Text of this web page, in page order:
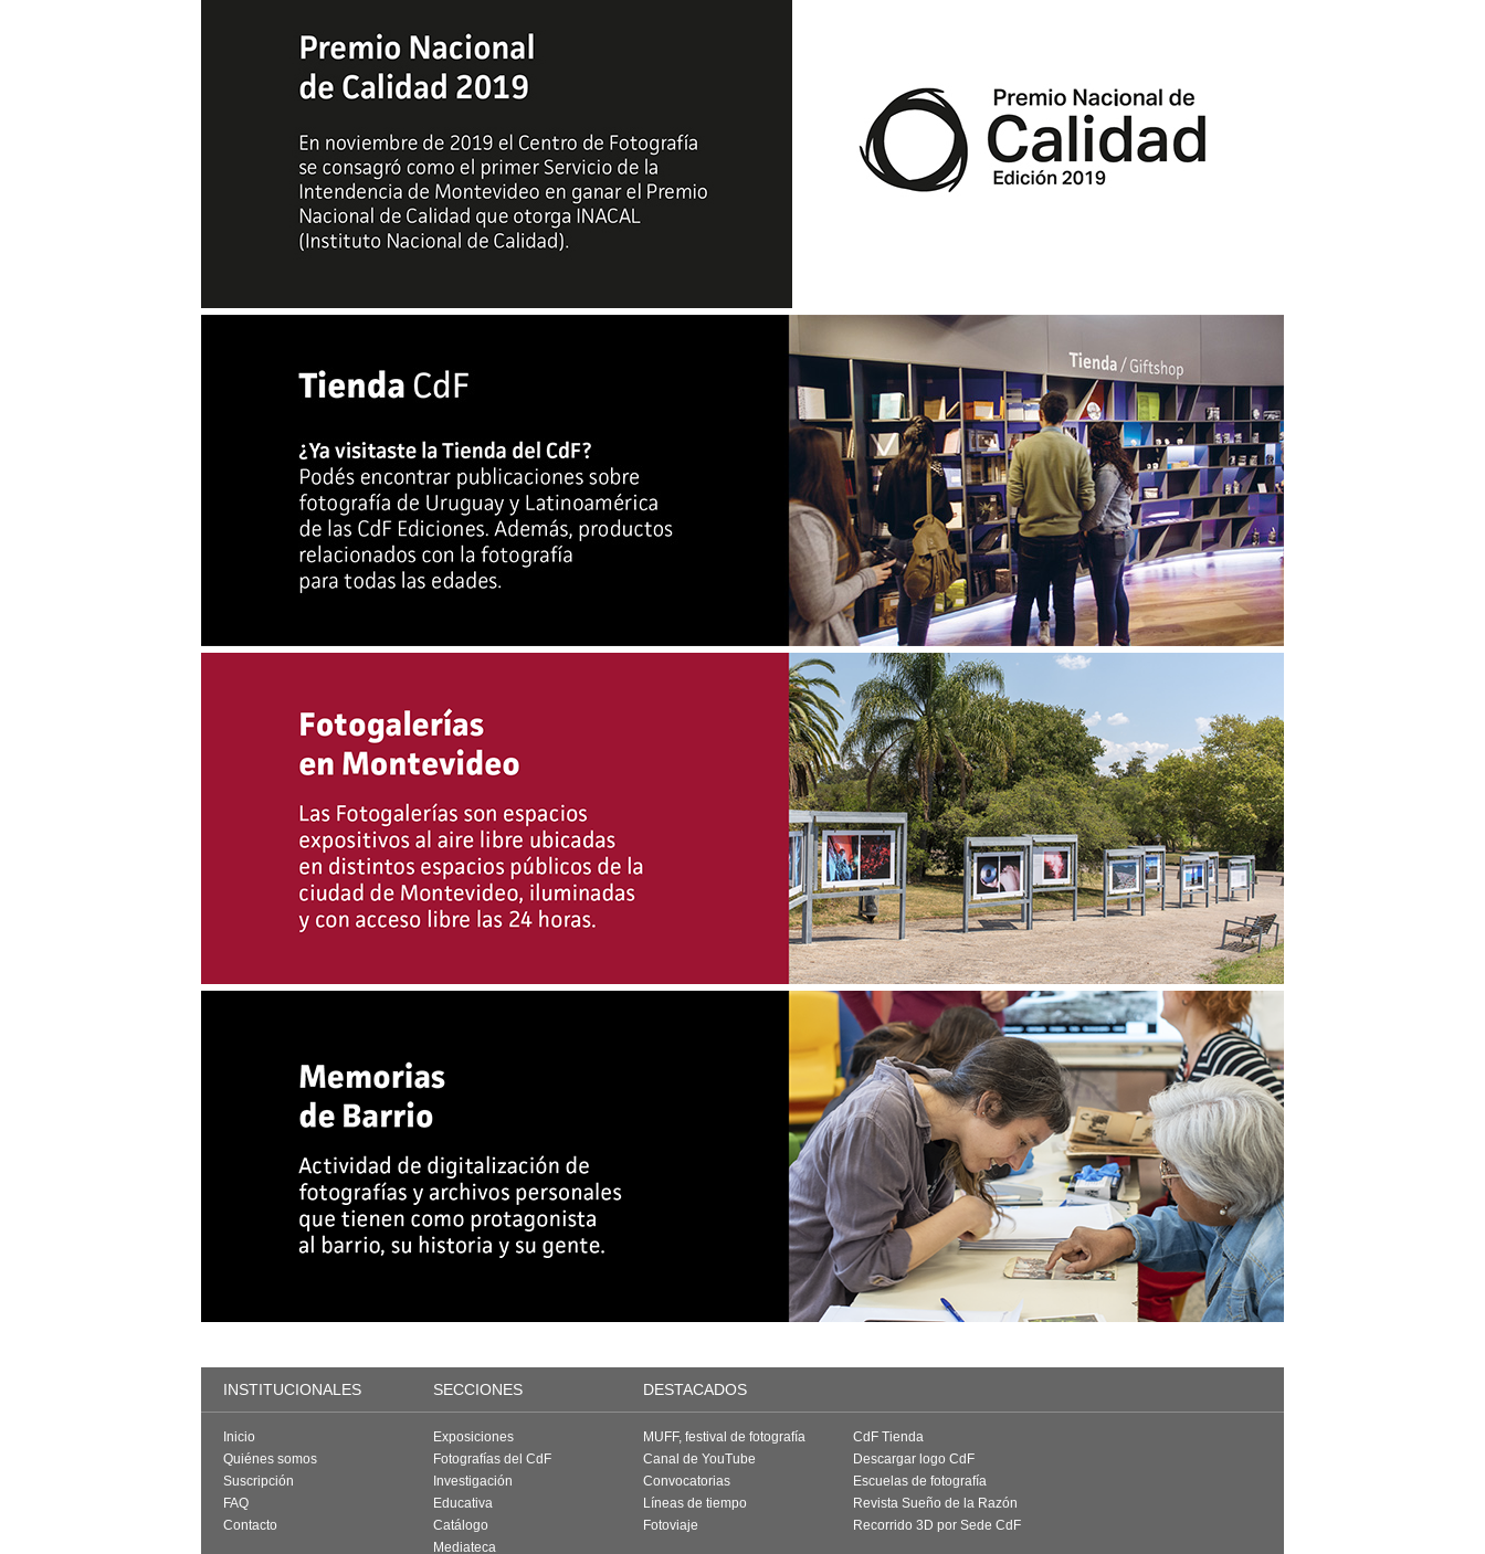
INSTITUCIONALES SECCIONES DESTACADOS
Inicio
Quiénes somos
Suscripción
FAQ
Contacto
Exposiciones
Fotografías del CdF
Investigación
Educativa
Catálogo
Mediateca
MUFF, festival de fotografía
Canal de YouTube
Convocatorias
Líneas de tiempo
Fotoviaje
CdF Tienda
Descargar logo CdF
Escuelas de fotografía
Revista Sueño de la Razón
Recorrido 3D por Sede CdF